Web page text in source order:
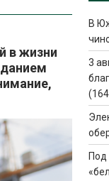
в жизни
В
3
Под